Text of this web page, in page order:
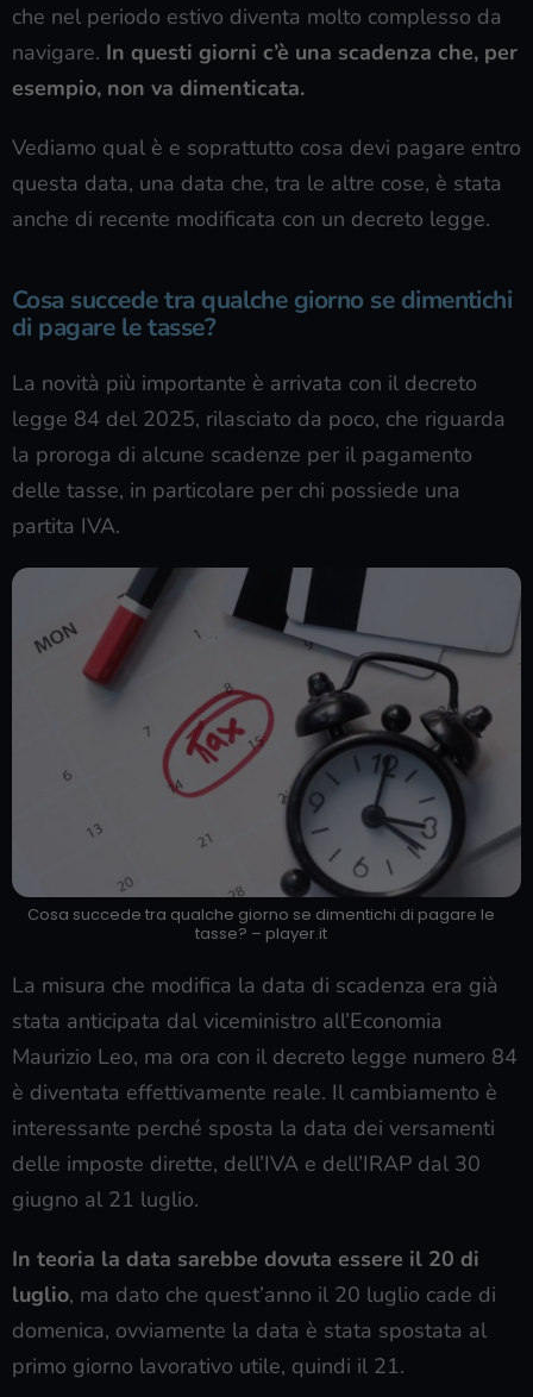
che nel periodo estivo diventa molto complesso da
navigare. In questi giorni c’è una scadenza che, per
esempio, non va dimenticata.
Vediamo qual è e soprattutto cosa devi pagare entro
questa data, una data che, tra le altre cose, è stata
anche di recente modificata con un decreto legge.
Cosa succede tra qualche giorno se dimentichi
di pagare le tasse?
La novità più importante è arrivata con il decreto
legge 84 del 2025, rilasciato da poco, che riguarda
la proroga di alcune scadenze per il pagamento
delle tasse, in particolare per chi possiede una
partita IVA.
Cosa succede tra qualche giorno se dimentichi di pagare le
tasse? – player.it
La misura che modifica la data di scadenza era già
stata anticipata dal viceministro all’Economia
Maurizio Leo, ma ora con il decreto legge numero 84
è diventata effettivamente reale. Il cambiamento è
interessante perché sposta la data dei versamenti
delle imposte dirette, dell’IVA e dell’IRAP dal 30
giugno al 21 luglio.
In teoria la data sarebbe dovuta essere il 20 di
luglio, ma dato che quest’anno il 20 luglio cade di
domenica, ovviamente la data è stata spostata al
primo giorno lavorativo utile, quindi il 21.